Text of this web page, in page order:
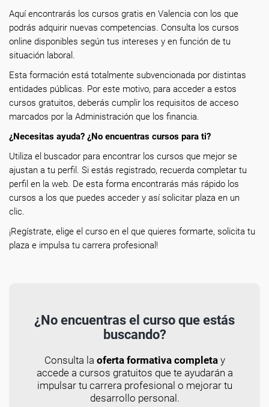
Aquí encontrarás los cursos gratis en Valencia con los que
podrás adquirir nuevas competencias. Consulta los cursos
online disponibles según tus intereses y en función de tu
situación laboral.
Esta formación está totalmente subvencionada por distintas
entidades públicas. Por este motivo, para acceder a estos
cursos gratuitos, deberás cumplir los requisitos de acceso
marcados por la Administración que los financia.
¿Necesitas ayuda? ¿No encuentras cursos para ti?
Utiliza el buscador para encontrar los cursos que mejor se
ajustan a tu perfil. Si estás registrado, recuerda completar tu
perfil en la web. De esta forma encontrarás más rápido los
cursos a los que puedes acceder y así solicitar plaza en un
clic.
¡Regístrate, elige el curso en el que quieres formarte, solicita tu
plaza e impulsa tu carrera profesional!
¿No encuentras el curso que estás
buscando?
Consulta la oferta formativa completay
accede a cursos gratuitos que te ayudarán a
impulsar tu carrera profesional o mejorar tu
desarrollo personal.